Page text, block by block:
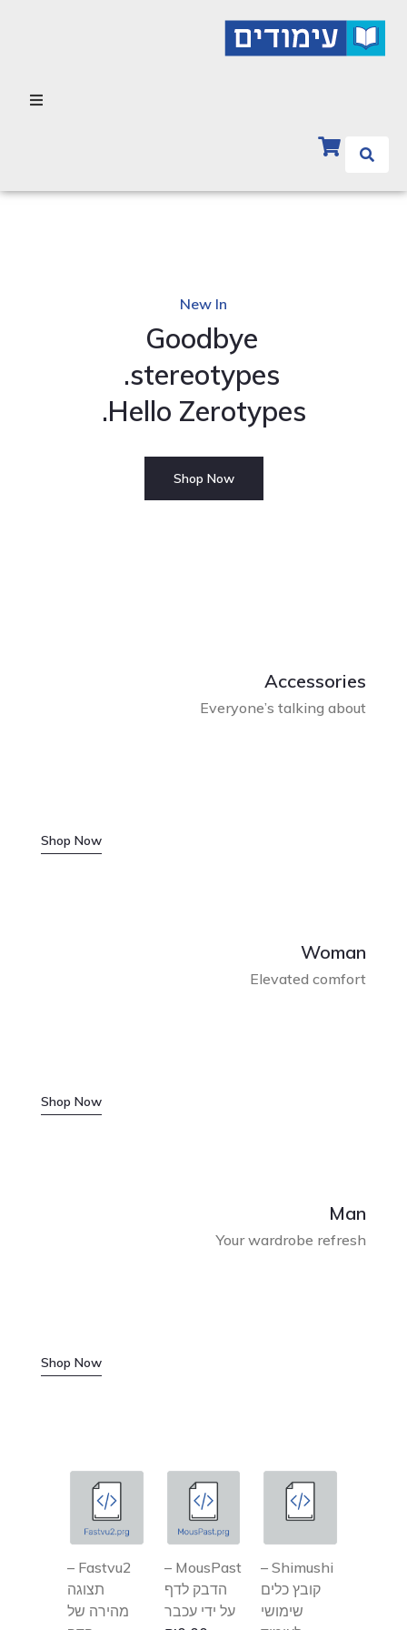
New In
Goodbye
stereotypes.
Hello Zerotypes.
Shop Now
Accessories
Everyone’s talking about
Shop Now
Woman
Elevated comfort
Shop Now
Man
Your wardrobe refresh
Shop Now
Shimushi –
קובץ כלים
שימושי
MousPast –
הדבק לדף
על ידי עכבר
Fastvu2 –
תצוגה
מהירה של